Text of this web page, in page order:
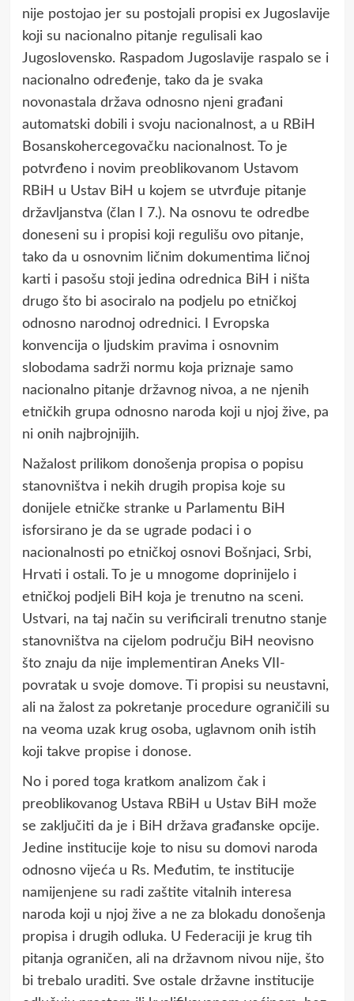
nije postojao jer su postojali propisi ex Jugoslavije
koji su nacionalno pitanje regulisali kao
Jugoslovensko. Raspadom Jugoslavije raspalo se i
nacionalno određenje, tako da je svaka
novonastala država odnosno njeni građani
automatski dobili i svoju nacionalnost, a u RBiH
Bosanskohercegovačku nacionalnost. To je
potvrđeno i novim preoblikovanom Ustavom
RBiH u Ustav BiH u kojem se utvrđuje pitanje
državljanstva (član I 7.). Na osnovu te odredbe
doneseni su i propisi koji regulišu ovo pitanje,
tako da u osnovnim ličnim dokumentima ličnoj
karti i pasošu stoji jedina odrednica BiH i ništa
drugo što bi asociralo na podjelu po etničkoj
odnosno narodnoj odrednici. I Evropska
konvencija o ljudskim pravima i osnovnim
slobodama sadrži normu koja priznaje samo
nacionalno pitanje državnog nivoa, a ne njenih
etničkih grupa odnosno naroda koji u njoj žive, pa
ni onih najbrojnijih.
Nažalost prilikom donošenja propisa o popisu
stanovništva i nekih drugih propisa koje su
donijele etničke stranke u Parlamentu BiH
isforsirano je da se ugrade podaci i o
nacionalnosti po etničkoj osnovi Bošnjaci, Srbi,
Hrvati i ostali. To je u mnogome doprinijelo i
etničkoj podjeli BiH koja je trenutno na sceni.
Ustvari, na taj način su verificirali trenutno stanje
stanovništva na cijelom području BiH neovisno
što znaju da nije implementiran Aneks VII-
povratak u svoje domove. Ti propisi su neustavni,
ali na žalost za pokretanje procedure ograničili su
na veoma uzak krug osoba, uglavnom onih istih
koji takve propise i donose.
No i pored toga kratkom analizom čak i
preoblikovanog Ustava RBiH u Ustav BiH može
se zaključiti da je i BiH država građanske opcije.
Jedine institucije koje to nisu su domovi naroda
odnosno vijeća u Rs. Međutim, te institucije
namijenjene su radi zaštite vitalnih interesa
naroda koji u njoj žive a ne za blokadu donošenja
propisa i drugih odluka. U Federaciji je krug tih
pitanja ograničen, ali na državnom nivou nije, što
bi trebalo uraditi. Sve ostale državne institucije